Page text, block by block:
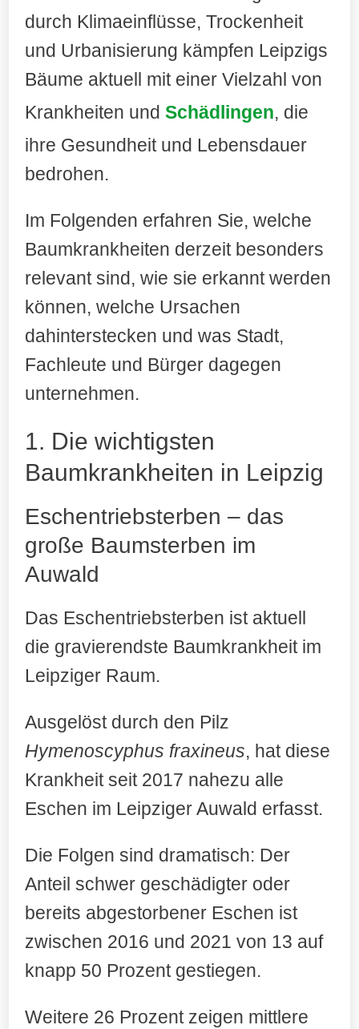
durch Klimaeinflüsse, Trockenheit
und Urbanisierung kämpfen Leipzigs
Bäume aktuell mit einer Vielzahl von
Krankheiten und Schädlingen, die
ihre Gesundheit und Lebensdauer
bedrohen.
Im Folgenden erfahren Sie, welche
Baumkrankheiten derzeit besonders
relevant sind, wie sie erkannt werden
können, welche Ursachen
dahinterstecken und was Stadt,
Fachleute und Bürger dagegen
unternehmen.
1. Die wichtigsten
Baumkrankheiten in Leipzig
Eschentriebsterben – das
große Baumsterben im
Auwald
Das Eschentriebsterben ist aktuell
die gravierendste Baumkrankheit im
Leipziger Raum.
Ausgelöst durch den Pilz
Hymenoscyphus fraxineus, hat diese
Krankheit seit 2017 nahezu alle
Eschen im Leipziger Auwald erfasst.
Die Folgen sind dramatisch: Der
Anteil schwer geschädigter oder
bereits abgestorbener Eschen ist
zwischen 2016 und 2021 von 13 auf
knapp 50 Prozent gestiegen.
Weitere 26 Prozent zeigen mittlere